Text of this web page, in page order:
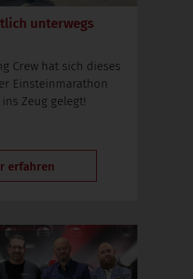
unterwegs
Crew hat sich dieses
Einsteinmarathon
Zeug gelegt!
erfahren